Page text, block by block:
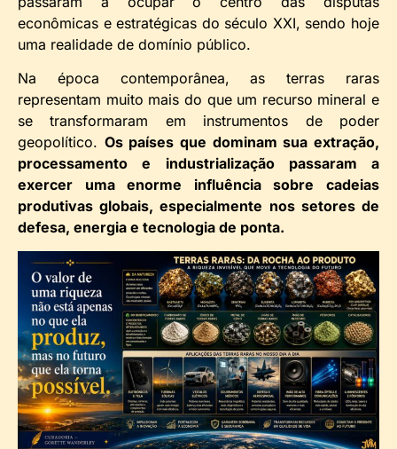
econômicas e estratégicas do século XXI, sendo hoje
uma realidade de domínio público.
Na época contemporânea, as terras raras
representam muito mais do que um recurso mineral e
se transformaram em instrumentos de poder
geopolítico. Os países que dominam sua extração,
processamento e industrialização passaram a
exercer uma enorme influência sobre cadeias
produtivas globais, especialmente nos setores de
defesa, energia e tecnologia de ponta.